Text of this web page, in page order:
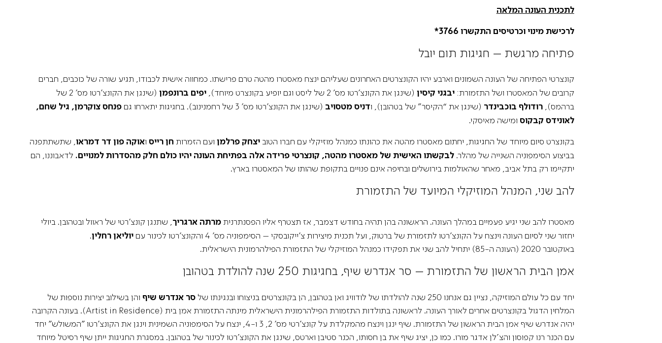
לתכנית העונה המלאה
לרכישת מינוי וכרטיסים התקשרו 3766*
פתיחה מרגשת – חגיגות תום יובל
קונצרטי הפתיחה של העונה השמונים וארבע יהיו הקונצרטים האחרונים שעליהם ינצח מאסטרו מהטה טרם פרישתו. כמחווה אישית לכבודו, תגיע שורה של כוכבים, חברים
קרובים של המאסטרו ושל התזמורת:יבגני קיסין (שינגן את הקונצ’רטו מס’ 2 של ליסט וגם יופיע בקונצרט מיוחד), יפים ברונפמן
(שינגן את הקונצ’רטו מס’ 2 של
ברהמס),רודולף בוכבינדר (שינגן את “הקיסר” של בטהובן), ודניס מטסויב (שינגן את הקונצ’רטו מס’ 3 של רחמנינוב). בחגיגות יתארחו גם
פנחס צוקרמן, גיל שחם,
לאונידס קבקוס ומישה מאיסקי.
בקונצרט סיום מיוחד של החגיגות, יחתום מאסטרו מהטה את כהונתו כמנהל מוזיקלי עם חברו הטוביצחק פרלמן ועם הזמרות חן רייס ואוקה פון דר דמראו, שתשתתפנה
בביצוע הסימפוניה השנייה של מהלר.לבקשתו האישית של מאסטרו מהטה, קונצרטי פרידה אלה בפתיחת העונה יהיו כולם חלק מהסדרות למנויים. לדאבוננו, הם
יתקיימו רק בתל אביב, מאחר שהאולמות בירושלים ובחיפה אינם פנויים בתקופת שהותו של המאסטרו בארץ.
להב שני, המנהל המוזיקלי המיועד של התזמורת
מאסטרו להב שני יגיע פעמיים במהלך העונה. הראשונה בהן תהיה בחודש דצמבר, אז תצטרף אליו הפסנתרניתמרתה ארגריך, שתנגן קונצ’רטי של ראוול ובטהובן. ביולי
יחזור שני לסיום העונה וינצח על הקונצ’רטו לתזמורת של ברטוק, ועל תכנית מיצירות צ’ייקובסקי – הסימפוניה מס’ 4 והקונצ’רטו לכינור עם
יוליאן רחלין.
באוקטובר 2020 (העונה ה-85) יתחיל להב שני את תפקידו כמנהל המוזיקלי של התזמורת הפילהרמונית הישראלית.
אמן הבית הראשון של התזמורת – סר אנדרש שיף, בחגיגות 250 שנה להולדת בטהובן
יחד עם כל עולם המוזיקה, נציין גם אנחנו 250 שנה להולדתו של לודוויג ואן בטהובן, הן בקונצרטים בניצוחו ובנגינתו של סר אנדרש שיף והן בשילוב יצירות נוספות של
המלחין הדגול בקונצרטים אחרים לאורך העונה. לראשונה בתולדות התזמורת הפילהרמונית הישראלית מינתה התזמורת אמן בית (Artist in Residence). בעונה הקרובה
יהיה אנדרש שיף אמן הבית הראשון של התזמורת. שיף ינגן וינצח מהמקלדת על קונצ'רטי מס' 2, 3 ו-4, ינצח על הסימפוניה השמינית וינגן את הקונצ'רטו "המשולש" יחד
עם הכנר רנו קפוסון והצ'לן אדגר מורו. כמו כן, יציג שיף את בן חסותו, הכנר סטיבן וארטס, שינגן את הקונצ'רטו לכינור של בטהובן. במסגרת החגיגות ייתן שיף רסיטל מיוחד